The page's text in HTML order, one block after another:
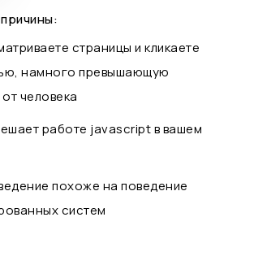
страницы и кликаете
намного превышающую
человека
работе javascript в вашем
похоже на поведение
систем